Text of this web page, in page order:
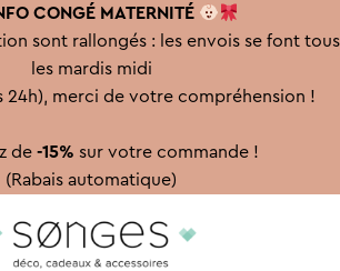
CONGÉ MATERNITÉ
sont rallongés : les envois se font tous
les mardis midi
24h), merci de votre compréhension !
de -15% sur votre commande !
(Rabais automatique)